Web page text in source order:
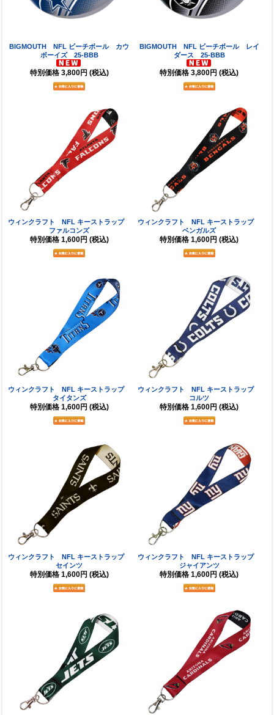
BIGMOUTH NFL ビーチボール カウ
ボーイズ 25-BBB
特別価格 3,800円 (税込)
BIGMOUTH NFL ビーチボール レイ
ダース 25-BBB
特別価格 3,800円 (税込)
ウィンクラフト NFL キーストラップ
ファルコンズ
特別価格 1,600円 (税込)
ウィンクラフト NFL キーストラップ
ベンガルズ
特別価格 1,600円 (税込)
ウィンクラフト NFL キーストラップ
タイタンズ
特別価格 1,600円 (税込)
ウィンクラフト NFL キーストラップ
コルツ
特別価格 1,600円 (税込)
ウィンクラフト NFL キーストラップ
セインツ
特別価格 1,600円 (税込)
ウィンクラフト NFL キーストラップ
ジャイアンツ
特別価格 1,600円 (税込)